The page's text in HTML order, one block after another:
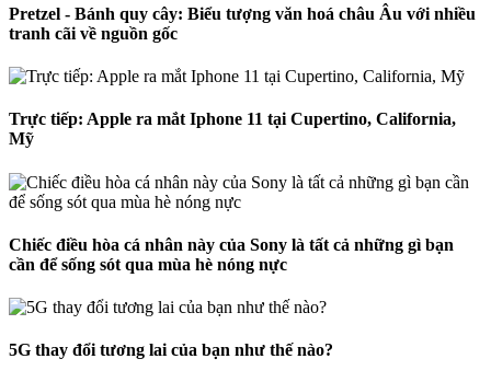
Pretzel - Bánh quy cây: Biểu tượng văn hoá châu Âu với nhiều
tranh cãi về nguồn gốc
Trực tiếp: Apple ra mắt Iphone 11 tại Cupertino, California,
Mỹ
Chiếc điều hòa cá nhân này của Sony là tất cả những gì bạn
cần để sống sót qua mùa hè nóng nực
5G thay đổi tương lai của bạn như thế nào?